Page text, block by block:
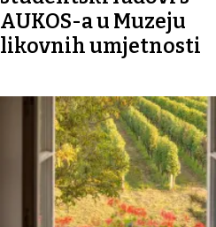
AUKOS-a u Muzeju
likovnih umjetnosti